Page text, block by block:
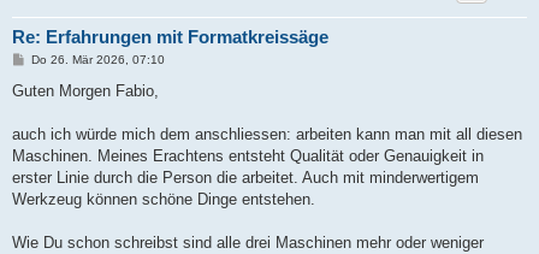
Re: Erfahrungen mit Formatkreissäge
B
i
a
Do 26. Mär 2026, 07:10
Guten Morgen Fabio,
auch ich würde mich dem anschliessen: arbeiten kann man mit all diesen
Maschinen. Meines Erachtens entsteht Qualität oder Genauigkeit in
erster Linie durch die Person die arbeitet. Auch mit minderwertigem
Werkzeug können schöne Dinge entstehen.
Wie Du schon schreibst sind alle drei Maschinen mehr oder weniger